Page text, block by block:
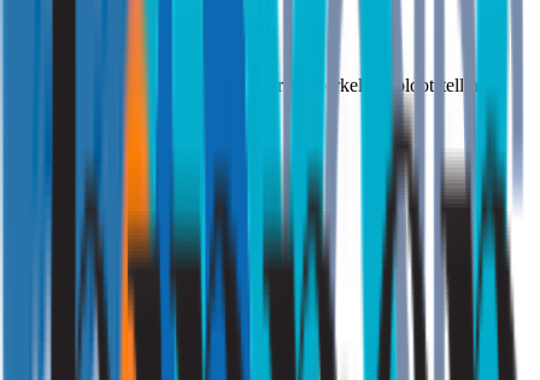
Hierdoor ontstaat duidelijkheid over de werkelijke blootstelling.
Conclusie